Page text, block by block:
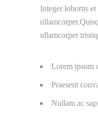
Integer lobortis
ullamcorper
Lorem ipsum
Praesent
Nullam ac